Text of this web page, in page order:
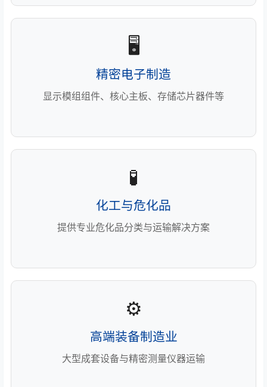
🖥️
精密电子制造
显示模组组件、核心主板、存储芯片器件等
🧪
化工与危化品
提供专业危化品分类与运输解决方案
⚙️
高端装备制造业
大型成套设备与精密测量仪器运输